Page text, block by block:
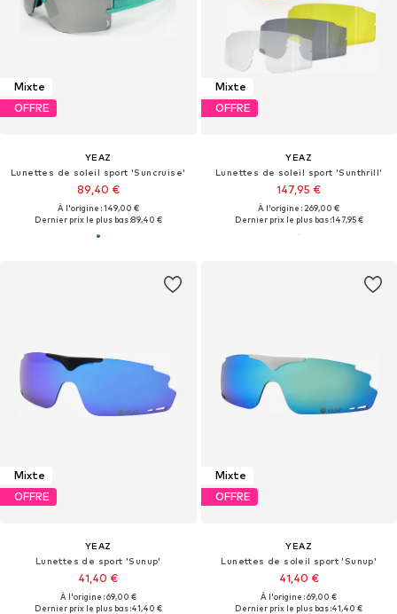
Mixte
OFFRE
YEAZ
Lunettes de soleil sport 'Suncruise'
89,40 €
À l'origine : 149,00 €
Dernier prix le plus bas :89,40 €
Mixte
OFFRE
YEAZ
Lunettes de soleil sport 'Sunthrill'
147,95 €
À l'origine : 269,00 €
Dernier prix le plus bas :147,95 €
Mixte
OFFRE
YEAZ
Lunettes de sport 'Sunup'
41,40 €
À l'origine : 69,00 €
Dernier prix le plus bas :41,40 €
Mixte
OFFRE
YEAZ
Lunettes de soleil sport 'Sunup'
41,40 €
À l'origine : 69,00 €
Dernier prix le plus bas :41,40 €